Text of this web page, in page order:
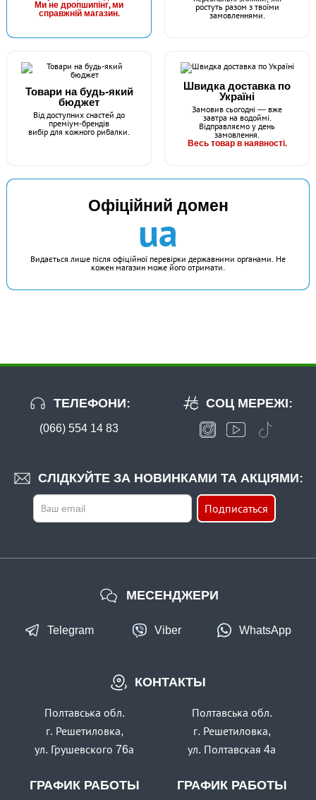
Ми не дропшипінг, ми
справжній магазин.
ростуть разом з твоїми
замовленнями.
Товари на будь-який
бюджет
Від доступних снастей до
преміум-брендів
вибір для кожного рибалки.
Швидка доставка по
Україні
Замовив сьогодні — вже
завтра на водоймі.
Відправляємо у день
замовлення.
Весь товар в наявності.
Офіційний домен
ua
Видається лише після офіційної перевірки державними органами. Не
кожен магазин може його отримати.
ТЕЛЕФОНИ:
(066) 554 14 83
СЛІДКУЙТЕ ЗА НОВИНКАМИ ТА АКЦІЯМИ:
Подписаться
СОЦ МЕРЕЖІ:
КОНТАКТЫ
Полтавська обл.
г. Решетиловка,
ул. Грушевского 76а
ГРАФИК РАБОТЫ
Полтавська обл.
г. Решетиловка,
ул. Полтавская 4а
ГРАФИК РАБОТЫ
МЕСЕНДЖЕРИ
Telegram Viber WhatsApp